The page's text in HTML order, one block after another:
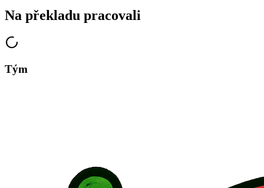
Na překladu pracovali
Tým